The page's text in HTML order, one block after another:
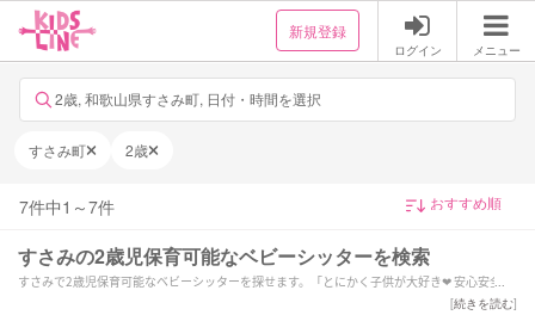
新規登録
ログイン メニュー
2歳, 和歌山県すさみ町, 日付・時間を選択
すさみ町 2歳
7件中1 ～7件
すさみの2歳児保育可能なベビーシッターを検索
すさみで2歳児保育可能なベビーシッターを探せます。「とにかく子供が大好き❤︎ 安心安全‼︎
笑顔で愛ある保育☺︎ 全国対応✈︎」「【夏休み応援！¥1,900〜】全国1位で安心のベビーシッ
[続きを読む]